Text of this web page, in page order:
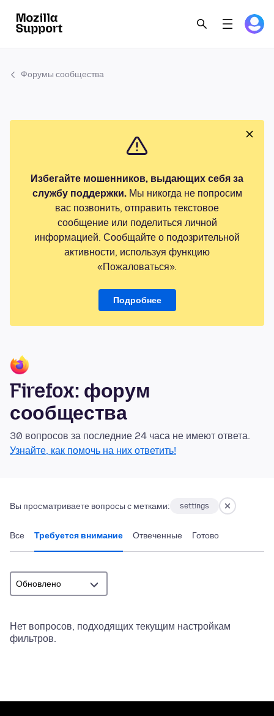
Форумы сообщества
Избегайте мошенников, выдающих себя за
службу поддержки.Мы никогда не попросим
вас позвонить, отправить текстовое
сообщение или поделиться личной
информацией. Сообщайте о подозрительной
активности, используя функцию
«Пожаловаться».
Подробнее
Firefox: форум
сообщества
30 вопросов за последние 24 часа не имеют ответа.
Узнайте, как помочь на них ответить!
Вы просматриваете вопросы с метками: settings
Все Требуется внимание Отвеченные Готово
Нет вопросов, подходящих текущим настройкам
фильтров.